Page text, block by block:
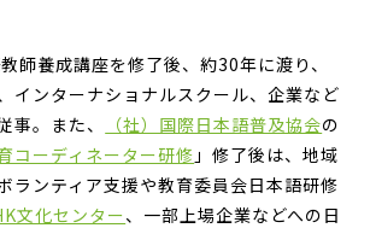
師養成講座を修了後、約30年に渡り、
インターナショナルスクール、企業など
事。また、
（社）国際日本語普及協会の
コーディネーター研修 」修了後は、地域
ランティア支援や教育委員会日本語研修
文化センター、一部上場企業などへの日